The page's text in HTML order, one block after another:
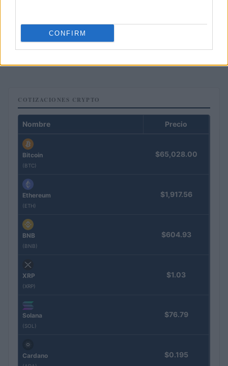
CONFIRM
COTIZACIONES CRYPTO
Nombre Precio
Bitcoin
(BTC)
$65,028.00
Ethereum
(ETH)
$1,917.56
BNB
(BNB)
$604.93
XRP
(XRP)
$1.03
Solana
(SOL)
$76.79
Cardano $0.195